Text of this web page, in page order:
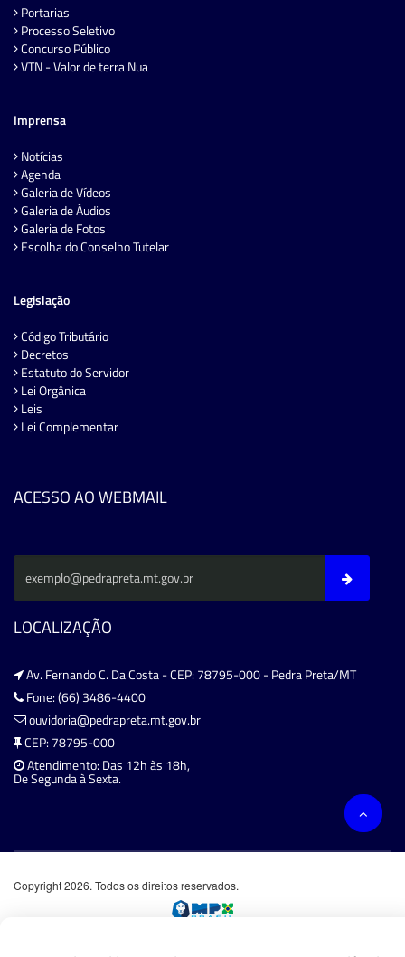
Portarias
Processo Seletivo
Concurso Público
VTN - Valor de terra Nua
Imprensa
Notícias
Agenda
Galeria de Vídeos
Galeria de Áudios
Galeria de Fotos
Escolha do Conselho Tutelar
Legislação
Código Tributário
Decretos
Estatuto do Servidor
Lei Orgânica
Leis
Lei Complementar
ACESSO AO WEBMAIL
LOCALIZAÇÃO
Av. Fernando C. Da Costa - CEP: 78795-000 - Pedra Preta/MT
Fone: (66) 3486-4400
ouvidoria@pedrapreta.mt.gov.br
CEP: 78795-000
Atendimento: Das 12h às 18h,
De Segunda à Sexta.
Copyright 2026. Todos os direitos reservados.